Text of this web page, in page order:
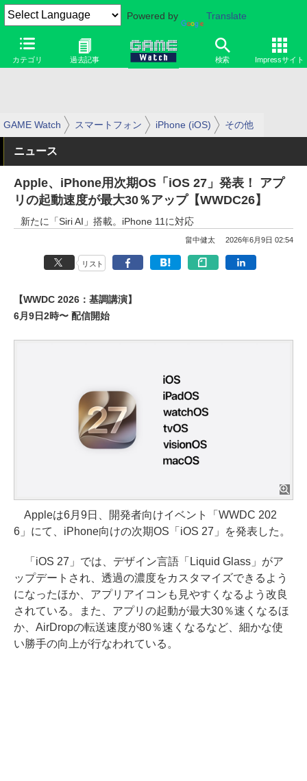
Powered by Translate
カテゴリ 過去記事 検索 Impressサイト
GAME Watch スマートフォン iPhone (iOS) その他
ニュース
Apple、iPhone用次期OS「iOS 27」発表！ アプ
リの起動速度が最大30％アップ【WWDC26】
新たに「Siri AI」搭載。iPhone 11に対応
畠中健太 2026年6月9日 02:54
リスト
【WWDC 2026：基調講演】
6月9日2時〜 配信開始
Appleは6月9日、開発者向けイベント「WWDC 202
6」にて、iPhone向けの次期OS「iOS 27」を発表した。
「iOS 27」では、デザイン言語「Liquid Glass」がア
ップデートされ、透過の濃度をカスタマイズできるよう
になったほか、アプリアイコンも見やすくなるよう改良
されている。また、アプリの起動が最大30％速くなるほ
か、AirDropの転送速度が80％速くなるなど、細かな使
い勝手の向上が行なわれている。